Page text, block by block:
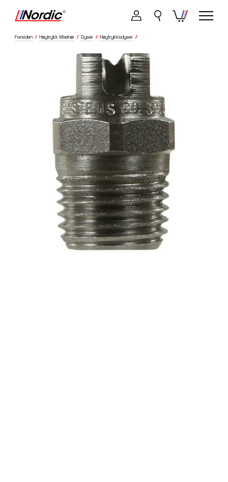
Forsiden / Høytrykk tilbehør / Dyser / Høytrykksdyser /